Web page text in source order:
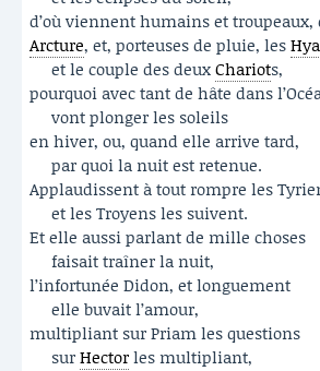
d’où viennent humains et troupeaux,
Arcture, et, porteuses de pluie, les
et le couple des deuxChariots,
pourquoi avec tant de hâte dans
vont plonger les soleils
en hiver, ou, quand elle arrive tard,
par quoi la nuit est retenue.
Applaudissent à tout rompre les
et les Troyens les suivent.
Et elle aussi parlant de mille choses
faisait traîner la nuit,
l’infortunée Didon, et longuement
elle buvait l’amour,
multipliant sur Priam les questions
surHectorles multipliant,